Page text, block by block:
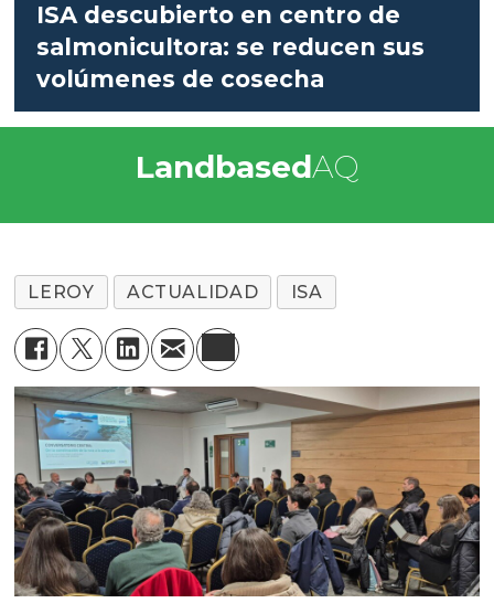
ISA descubierto en centro de
salmonicultora: se reducen sus
volúmenes de cosecha
LandbasedAQ
LEROY ACTUALIDAD ISA